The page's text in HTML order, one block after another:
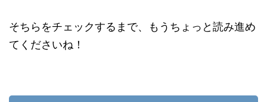
そちらをチェックするまで、もうちょっと読み進め
てくださいね！